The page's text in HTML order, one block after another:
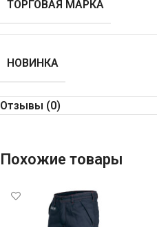
ТОРГОВАЯ МАРКА
НОВИНКА
Отзывы (0)
Похожие товары